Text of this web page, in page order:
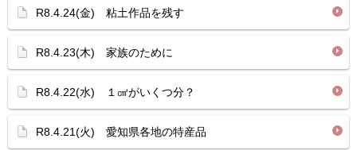
R8.4.24(金) 粘土作品を残す
R8.4.23(木) 家族のために
R8.4.22(水) １㎤がいくつ分？
R8.4.21(火) 愛知県各地の特産品